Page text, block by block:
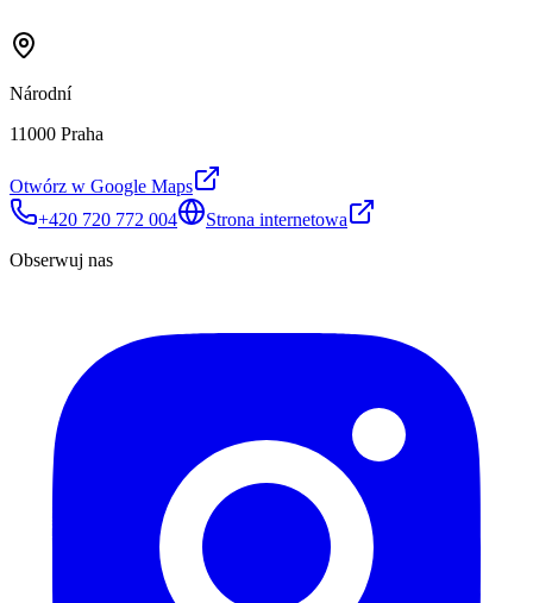
Národní
11000 Praha
Otwórz w Google Maps
+420 720 772 004
Strona internetowa
Obserwuj nas